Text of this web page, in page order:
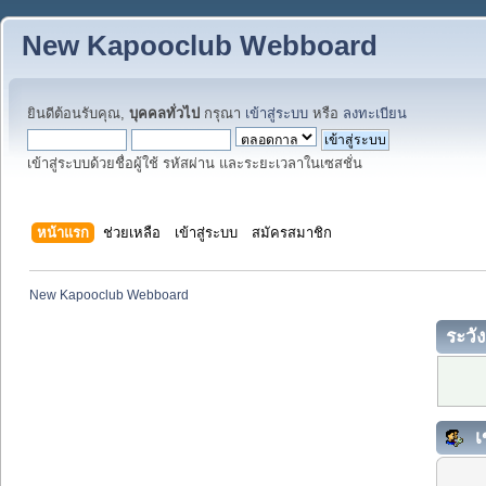
New Kapooclub Webboard
ยินดีต้อนรับคุณ, บุคคลทั่วไป กรุณา เข้าสู่ระบบ หรือ ลงทะเบียน
เข้าสู่ระบบด้วยชื่อผู้ใช้ รหัสผ่าน และระยะเวลาในเซสชั่น
หน้าแรก ช่วยเหลือ เข้าสู่ระบบ สมัครสมาชิก
New Kapooclub Webboard
ระวั
เ